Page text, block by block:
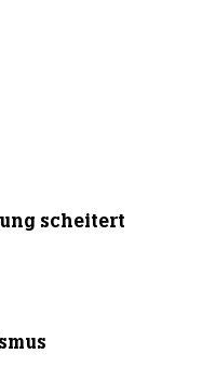
scheitert